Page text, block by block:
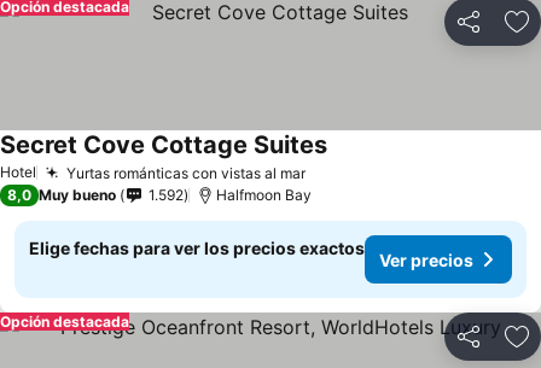
Compartir
Opción destacada
Hotel Yurtas románticas con vistas al mar
Secret Cove Cottage Suites
8,0 Muy bueno 1.592 Halfmoon Bay
Elige fechas para ver los precios exactos
Ver precios
Compartir
Opción destacada